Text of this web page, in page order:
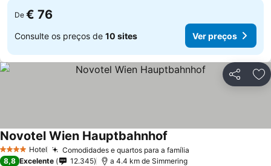
De € 76
Consulte os preços de 10 sites Ver preços
Partilhar
4 EstrelasHotel Comodidades e quartos para a família
Novotel Wien Hauptbahnhof
8,8 Excelente 12.345 a 4.4 km de Simmering